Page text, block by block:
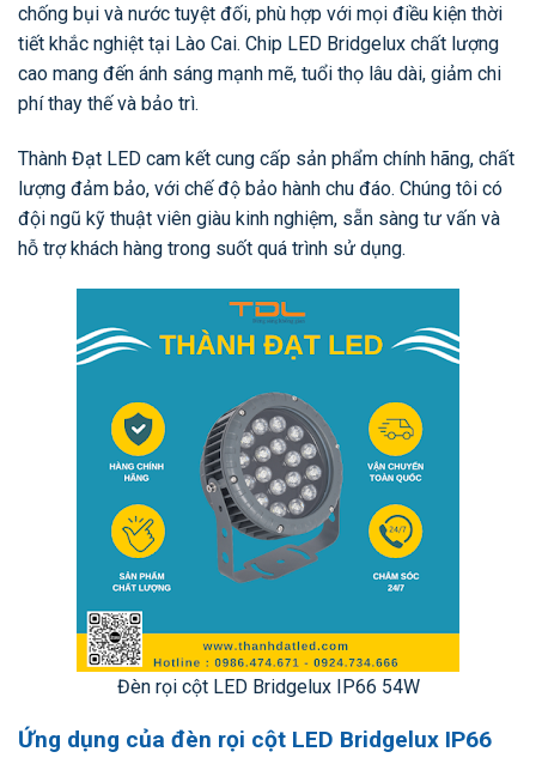
chống bụi và nước tuyệt đối, phù hợp với mọi điều kiện thời
tiết khắc nghiệt tại Lào Cai. Chip LED Bridgelux chất lượng
cao mang đến ánh sáng mạnh mẽ, tuổi thọ lâu dài, giảm chi
phí thay thế và bảo trì.
Thành Đạt LED cam kết cung cấp sản phẩm chính hãng, chất
lượng đảm bảo, với chế độ bảo hành chu đáo. Chúng tôi có
đội ngũ kỹ thuật viên giàu kinh nghiệm, sẵn sàng tư vấn và
hỗ trợ khách hàng trong suốt quá trình sử dụng.
Đèn rọi cột LED Bridgelux IP66 54W
Ứng dụng của đèn rọi cột LED Bridgelux IP66